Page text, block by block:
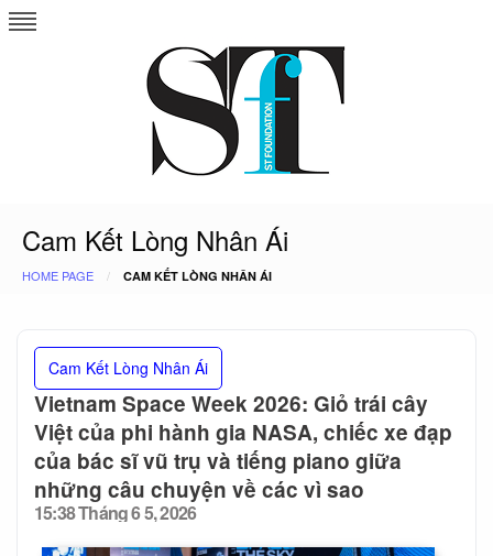
Skip
to
Cam Kết Lòng Nhân Ái
HOME PAGE CAM KẾT LÒNG NHÂN ÁI
Cam Kết Lòng Nhân Ái
Vietnam Space Week 2026: Giỏ trái cây
Việt của phi hành gia NASA, chiếc xe đạp
của bác sĩ vũ trụ và tiếng piano giữa
những câu chuyện về các vì sao
Posted
on
15:38 Tháng 6 5, 2026